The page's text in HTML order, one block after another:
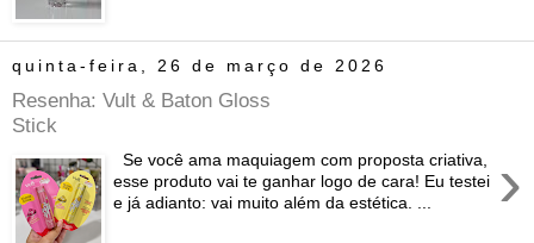
quinta-feira, 26 de março de 2026
Resenha: Vult & Baton Gloss
Stick
›
Se você ama maquiagem com proposta criativa,
esse produto vai te ganhar logo de cara! Eu testei
e já adianto: vai muito além da estética. ...